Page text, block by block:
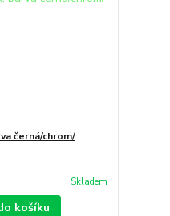
černá/chrom/
Skladem
košíku